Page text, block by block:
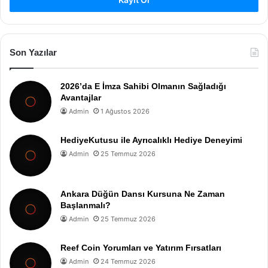
Son Yazılar
2026’da E İmza Sahibi Olmanın Sağladığı
Avantajlar
Admin 1 Ağustos 2026
HediyeKutusu ile Ayrıcalıklı Hediye Deneyimi
Admin 25 Temmuz 2026
Ankara Düğün Dansı Kursuna Ne Zaman
Başlanmalı?
Admin 25 Temmuz 2026
Reef Coin Yorumları ve Yatırım Fırsatları
Admin 24 Temmuz 2026